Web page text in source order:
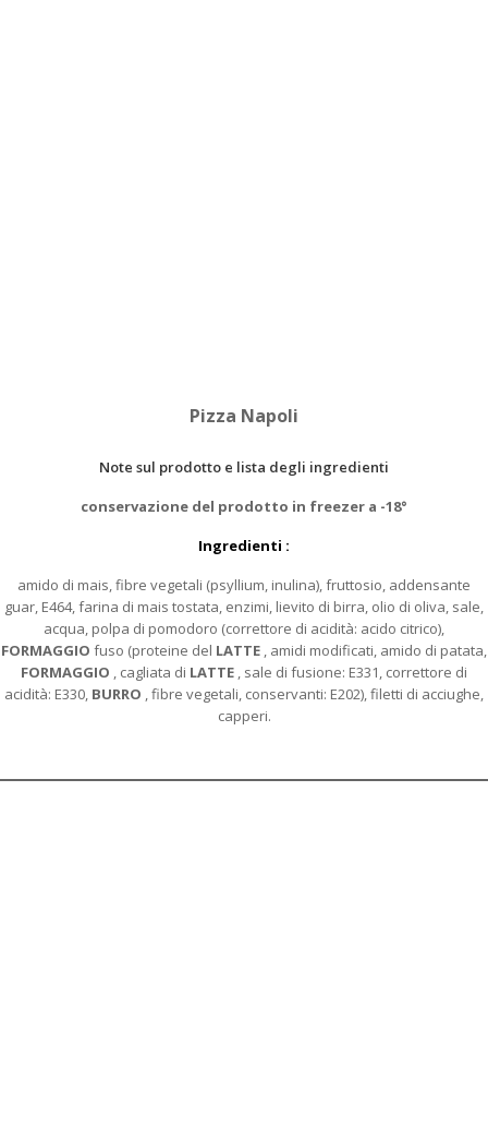
Pizza Napoli
Note sul prodotto e lista degli ingredienti
conservazione del prodotto in freezer a -18°
Ingredienti :
amido di mais, fibre vegetali (psyllium, inulina), fruttosio, addensante
guar, E464, farina di mais tostata, enzimi, lievito di birra, olio di oliva, sale,
acqua, polpa di pomodoro (correttore di acidità: acido citrico),
FORMAGGIO fuso (proteine del LATTE , amidi modificati, amido di patata,
FORMAGGIO , cagliata di LATTE , sale di fusione: E331, correttore di
acidità: E330, BURRO , fibre vegetali, conservanti: E202), filetti di acciughe,
capperi.